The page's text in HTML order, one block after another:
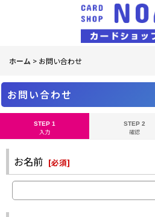
ホーム > お問い合わせ
お問い合わせ
STEP 1
入力
STEP 2
確認
お名前 [必須]